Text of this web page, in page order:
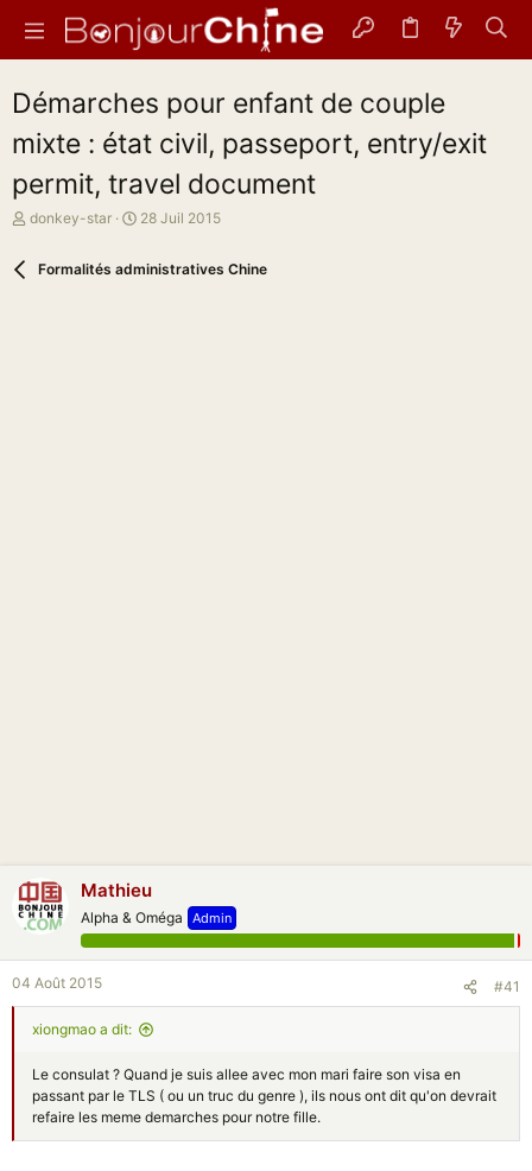
Démarches pour enfant de couple
mixte : état civil, passeport, entry/exit
permit, travel document
A
donkey-star
D
28 Juil 2015
Formalités administratives Chine
Mathieu
Alpha & Oméga Admin
04 Août 2015 #41
xiongmao a dit:
Le consulat ? Quand je suis allee avec mon mari faire son visa en
passant par le TLS ( ou un truc du genre ), ils nous ont dit qu'on devrait
refaire les meme demarches pour notre fille.